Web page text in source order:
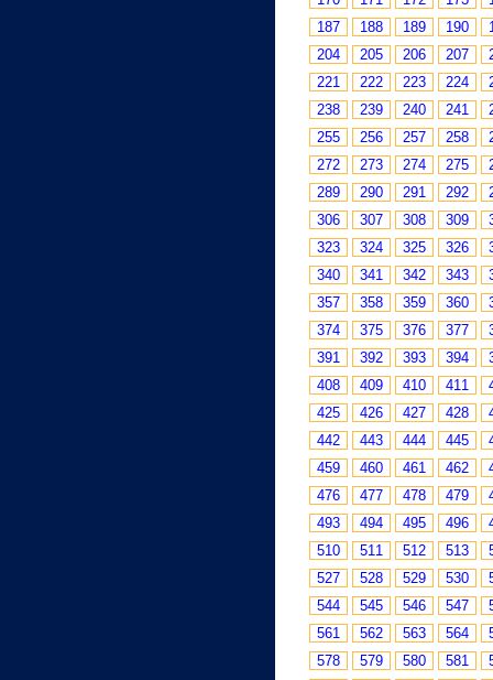
187
188 189 190
204
205 206 207
221
222 223 224
238
239 240 241
255
256 257 258
272
273 274 275
289
290 291 292
306
307 308 309
323
324 325 326
340
341 342 343
357
358 359 360
374
375 376 377
391
392 393 394
408
409 410 411
425
426 427 428
442
443 444 445
459
460 461 462
476
477 478 479
493
494 495 496
510
511 512 513
527
528 529 530
544
545 546 547
561
562 563 564
578
579 580 581